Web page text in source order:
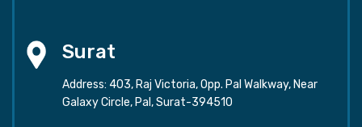
Surat
Address: 403, Raj Victoria, Opp. Pal Walkway, Near
Galaxy Circle, Pal, Surat-394510